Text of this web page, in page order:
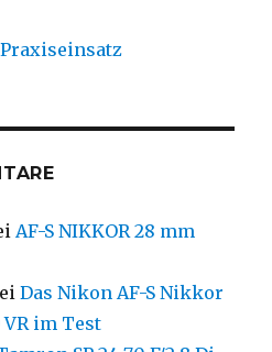
AF-S NIKKOR 28 mm
Das Nikon AF-S Nikkor
VR im Test